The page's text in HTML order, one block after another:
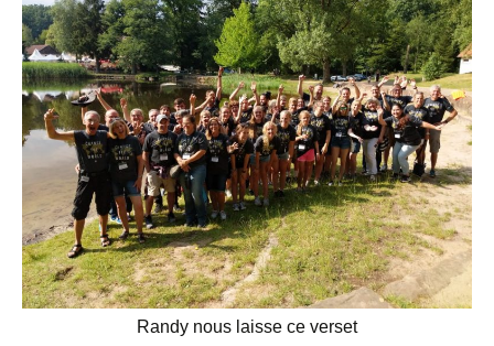
Randy nous laisse ce verset